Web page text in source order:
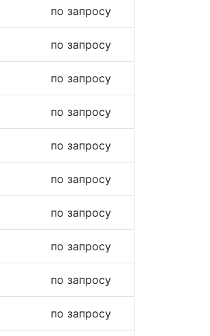
по запросу
по запросу
по запросу
по запросу
по запросу
по запросу
по запросу
по запросу
по запросу
по запросу